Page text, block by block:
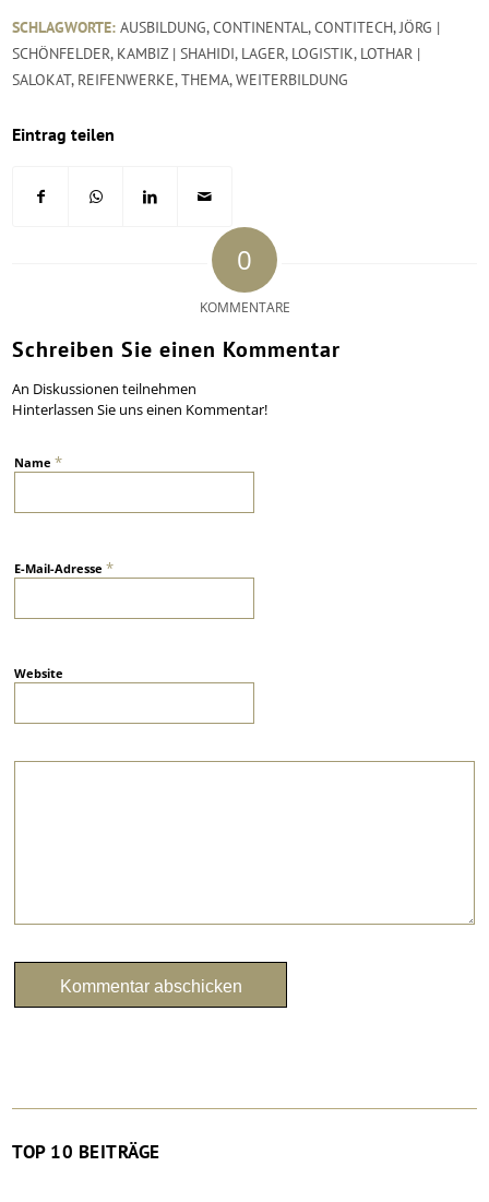
SCHLAGWORTE: AUSBILDUNG,CONTINENTAL,CONTITECH, JÖRG |
SCHÖNFELDER, KAMBIZ | SHAHIDI, LAGER, LOGISTIK, LOTHAR |
SALOKAT, REIFENWERKE,THEMA,WEITERBILDUNG
Eintrag teilen
0
KOMMENTARE
Schreiben Sie einen Kommentar
An Diskussionen teilnehmen
Hinterlassen Sie uns einen Kommentar!
Name*
E-Mail-Adresse*
Website
TOP 10 BEITRÄGE